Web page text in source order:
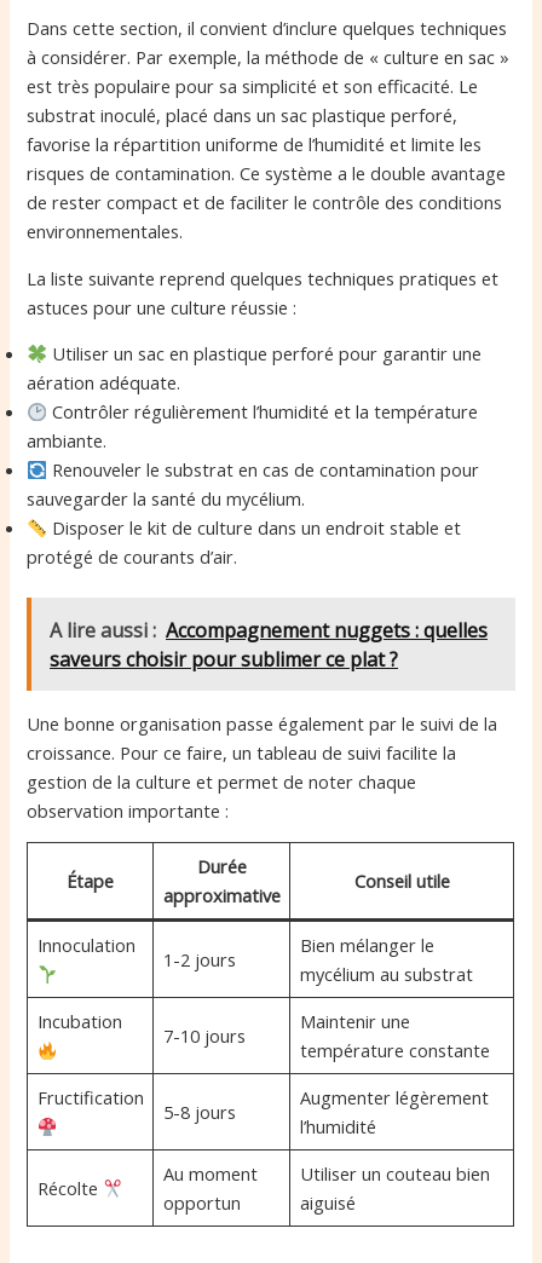
Dans cette section, il convient d’inclure quelques techniques
à considérer. Par exemple, la méthode de « culture en sac »
est très populaire pour sa simplicité et son efficacité. Le
substrat inoculé, placé dans un sac plastique perforé,
favorise la répartition uniforme de l’humidité et limite les
risques de contamination. Ce système a le double avantage
de rester compact et de faciliter le contrôle des conditions
environnementales.
La liste suivante reprend quelques techniques pratiques et
astuces pour une culture réussie :
Utiliser un sac en plastique perforé pour garantir une
aération adéquate.
Contrôler régulièrement l’humidité et la température
ambiante.
Renouveler le substrat en cas de contamination pour
sauvegarder la santé du mycélium.
Disposer le kit de culture dans un endroit stable et
protégé de courants d’air.
A lire aussi : Accompagnement nuggets : quelles
saveurs choisir pour sublimer ce plat ?
Une bonne organisation passe également par le suivi de la
croissance. Pour ce faire, un tableau de suivi facilite la
gestion de la culture et permet de noter chaque
observation importante :
Étape
Durée
approximative
Conseil utile
Innoculation
1-2 jours
Bien mélanger le
mycélium au substrat
Incubation
7-10 jours
Maintenir une
température constante
Fructification
5-8 jours
Augmenter légèrement
l’humidité
Récolte
Au moment
opportun
Utiliser un couteau bien
aiguisé